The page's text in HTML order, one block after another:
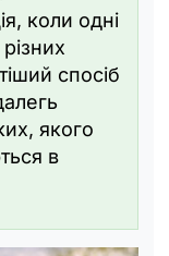
коли одні
спосіб
якого
в